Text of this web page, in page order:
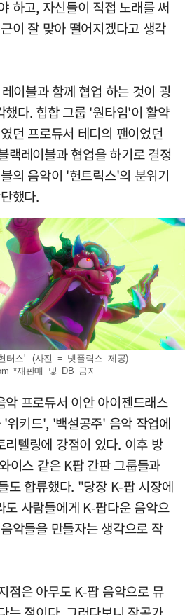
하고, 자신들이 직접 노래를 써
이 잘 맞아 떨어지겠다고 생각
이블과 함께 협업 하는 것이 굉
했다. 힙합 그룹 '원타임'이 활약
던 프로듀서 테디의 팬이었던
랙레이블과 협업을 하기로 결정
의 음악이 '헌트릭스'의 분위기
했다.
터스'. (사진 = 넷플릭스 제공)
*재판매 및 DB 금지
프로듀서 이안 아이젠드래스
위키드', '백설공주' 음악 작업에
리텔링에 강점이 있다. 이후 방
이스 같은 K팝 간판 그룹들과
도 합류했다. "당장 K-팝 시장에
도 사람들에게 K-팝다운 음악으
악들을 만들자는 생각으로 작
점은 아무도 K-팝 음악으로 뮤